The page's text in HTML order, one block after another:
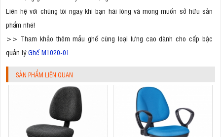
Liên hệ với chúng tôi ngay khi bạn hài lòng và mong muốn sở hữu sản
phẩm nhé!
>> Tham khảo thêm mẫu ghế cùng loại lưng cao dành cho cấp bậc
quản lýGhế M1020-01
SẢN PHẨM LIÊN QUAN